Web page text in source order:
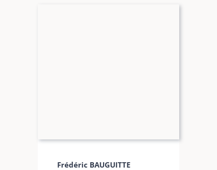
Frédéric BAUGUITTE